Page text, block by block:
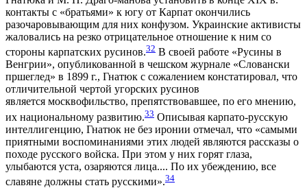
контакты с «братьями» к югу от Карпат окончились
разочаровывающим для них конфузом. Украинские активисты
жаловались на резко отрицательное отношение к ним со
стороны карпатских русинов.32 В своей работе «Русины в
Венгрии», опубликованной в чешском журнале «Словански
пршеглед» в 1899 г., Гнатюк с сожалением констатировал, что
отличительной чертой угорских русинов
является москвофильство, препятствовавшее, по его мнению,
их национальному развитию.33 Описывая карпато-русскую
интеллигенцию, Гнатюк не без иронии отмечал, что «самыми
приятными воспоминаниями этих людей являются рассказы о
походе русского войска. При этом у них горят глаза,
улыбаются уста, озаряются лица.... По их убеждению, все
славяне должны стать русскими».34